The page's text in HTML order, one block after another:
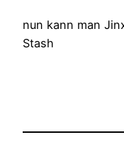
nun kann man
Stash